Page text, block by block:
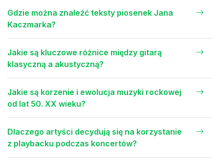
Gdzie można znaleźć teksty piosenek Jana
Kaczmarka?
Jakie są kluczowe różnice między gitarą
klasyczną a akustyczną?
Jakie są korzenie i ewolucja muzyki rockowej
od lat 50. XX wieku?
Dlaczego artyści decydują się na korzystanie
z playbacku podczas koncertów?